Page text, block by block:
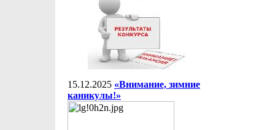
15.12.2025 «Внимание, зимние
каникулы!»